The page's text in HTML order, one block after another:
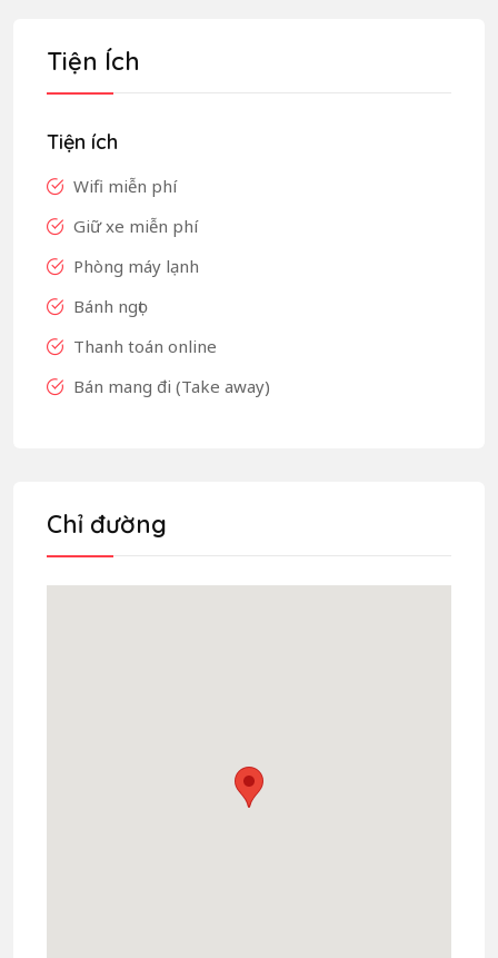
Tiện Ích
Tiện ích
Wifi miễn phí
Giữ xe miễn phí
Phòng máy lạnh
Bánh ngọt
Thanh toán online
Bán mang đi (Take away)
Chỉ đường